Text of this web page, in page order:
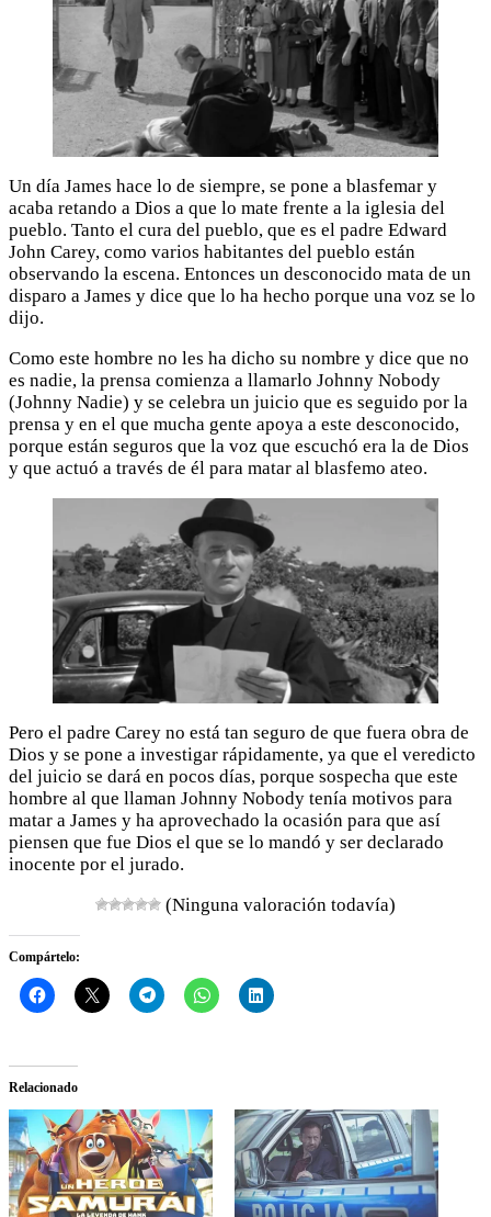
Un día James hace lo de siempre, se pone a blasfemar y
acaba retando a Dios a que lo mate frente a la iglesia del
pueblo. Tanto el cura del pueblo, que es el padre Edward
John Carey, como varios habitantes del pueblo están
observando la escena. Entonces un desconocido mata de un
disparo a James y dice que lo ha hecho porque una voz se lo
dijo.
Como este hombre no les ha dicho su nombre y dice que no
es nadie, la prensa comienza a llamarlo Johnny Nobody
(Johnny Nadie) y se celebra un juicio que es seguido por la
prensa y en el que mucha gente apoya a este desconocido,
porque están seguros que la voz que escuchó era la de Dios
y que actuó a través de él para matar al blasfemo ateo.
Pero el padre Carey no está tan seguro de que fuera obra de
Dios y se pone a investigar rápidamente, ya que el veredicto
del juicio se dará en pocos días, porque sospecha que este
hombre al que llaman Johnny Nobody tenía motivos para
matar a James y ha aprovechado la ocasión para que así
piensen que fue Dios el que se lo mandó y ser declarado
inocente por el jurado.
(Ninguna valoración todavía)
Compártelo:
Relacionado